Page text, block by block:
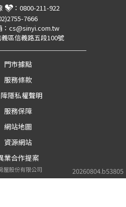
20260804.b53805
： 0800-211-922
7666
cs@sinyi.com.tw
區信義路五段100號
門市據點
服務條款
隱私權聲明
服務保障
網站地圖
資源網站
業合作提案
屋股份有限公司